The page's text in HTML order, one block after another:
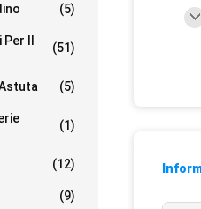
(5)
Il
(51)
(5)
(1)
(12)
(9)